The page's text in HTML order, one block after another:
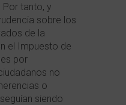
tanto, y
sobre los
de la
el Impuesto de
por
no
o
siendo